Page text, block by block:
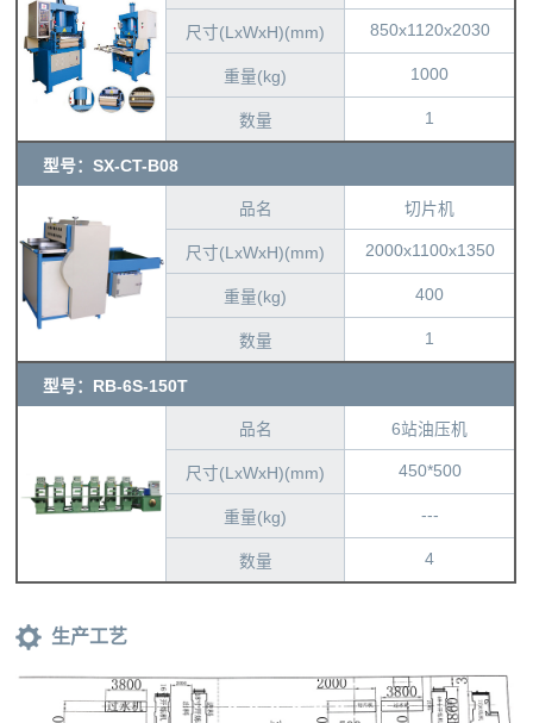
尺寸(LxWxH)(mm) 850x1120x2030
重量(kg) 1000
数量 1
型号：SX-CT-B08
品名 切片机
尺寸(LxWxH)(mm) 2000x1100x1350
重量(kg) 400
数量 1
型号：RB-6S-150T
品名 6站油压机
尺寸(LxWxH)(mm) 450*500
重量(kg) ---
数量 4
生产工艺